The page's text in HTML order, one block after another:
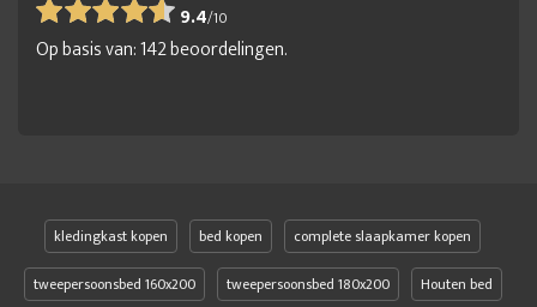
9.4/10
Op basis van:142beoordelingen.
kledingkast kopen bed kopen
complete slaapkamer kopen
tweepersoonsbed 160x200
tweepersoonsbed 180x200
Houten bed